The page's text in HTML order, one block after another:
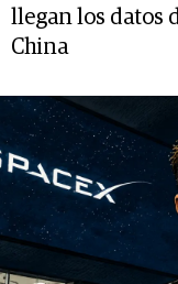
llegan los datos
China